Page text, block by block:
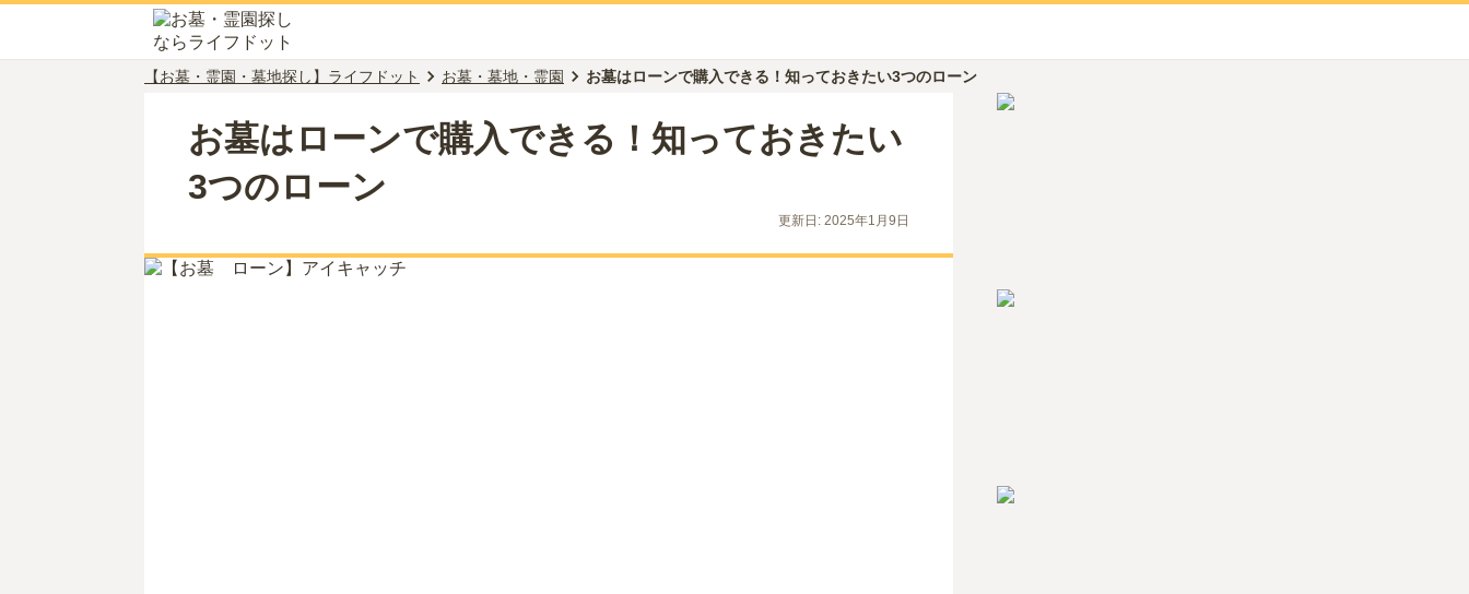
【お墓・霊園・墓地探し】ライフドット お墓・墓地・霊園 お墓はローンで購入できる！知っておきたい3つのローン
お墓はローンで購入できる！知っておきたい
3つのローン
更新日: 2025年1月9日